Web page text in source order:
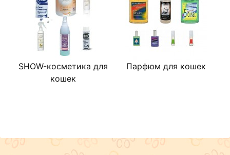
SHOW-косметика для
кошек
Парфюм для кошек